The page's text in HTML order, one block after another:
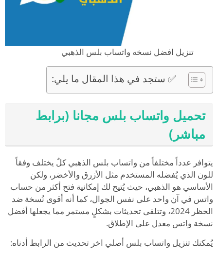
تنزيل افضل نسخه واتساب بلس الذهبي
✅ ستجد في هذا المقال ما يلي:
تحميل واتساب بلس مجانا (برابط
مباشر)
يتوافر عدداً مختلفاً من واتساب بلس الذهبي كلٌ يختلف وفقاً
للون الذي يُفضله المستخدم مثل الأزرق والأخضر، ولكن
الأساسي هو الذهبي، حيث يُتيح لك إمكانية فتح أكثر من حساب
واتس في آن واحد على نفس الجوال، كما أنه أقوى نُسخة ضد
الحظر 2024، وتتلقى تحديثات بشكلٍ مستمر مما يجعلها أفضل
نسخة واتس معدل على الإطلاق.
يُمكنك تنزيل واتساب بلس أصلي اخر تحديث من الرابط أدناه: